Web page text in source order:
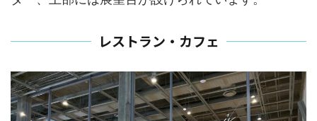
レストラン・カフェ